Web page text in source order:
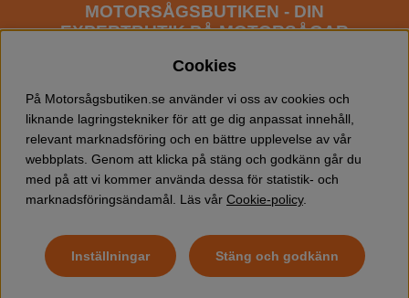
MOTORSÅGSBUTIKEN - DIN
EXPERTBUTIK PÅ MOTORSÅGAR
fokus mot entusiaster och professionella användare av
motorsågar. Vi erbjuder ett brett sortiment av
Husqvarna motorsågarsamt alla tänkbaratillbehör
du kan behöva vid trädfällning, gallring och allmän
skogsskötsel. Välkommen att handla din Husqvarna
motorsåg och tillbehör online hos oss!
Cookies
På Motorsågsbutiken.se använder vi oss av cookies och
liknande lagringstekniker för att ge dig anpassat innehåll,
relevant marknadsföring och en bättre upplevelse av vår
webbplats. Genom att klicka på stäng och godkänn går du
med på att vi kommer använda dessa för statistik- och
marknadsföringsändamål. Läs vår Cookie-policy.
Inställningar Stäng och godkänn